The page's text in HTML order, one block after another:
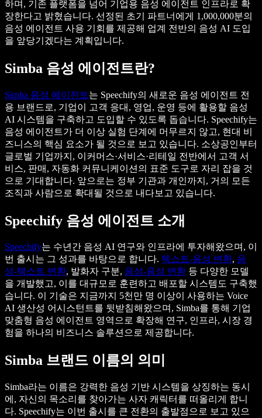
하며, 기존 플랫폼을 넘어 기업용 음성 에이전트 인프라로 확
장한다고 밝혔습니다. 선정된 초기 파트너에게 1,000,000분의
음성 에이전트 사용 기회를 제공해 업계 전반의 음성 AI 도입
을 앞당기겠다는 계획입니다.
Simba 음성 에이전트란?
Simba 음성 에이전트는 Speechify의 새로운 음성 에이전트 전
용 브랜드로, 기업이 고객 응대, 영업, 운영 등에 활용할 음성
AI 시스템을 구축하고 도입할 수 있도록 돕습니다. Speechify는
음성 에이전트가 더 이상 실험 단계에 머무르지 않고, 현대 비
즈니스의 핵심 요소가 될 것으로 보고 있습니다. 소상공인부터
글로벌 기업까지, 이커머스·서비스·리테일 전반에서 고객 서
비스, 판매, 자동화 커뮤니케이션의 표준 도구로 자리 잡을 것
으로 기대합니다. 앞으로는 정부 기관과 개인까지, 거의 모든
조직과 사람으로 확대될 것으로 내다보고 있습니다.
Speechify 음성 에이전트 소개
Speechify는 수년간 음성 AI 연구와 인프라에 투자해왔으며, 이
번 출시는 그 성과를 바탕으로 합니다. 텍스트-음성 변환, 음
성-텍스트 변환, 발화자 구분, 음성-음성 변환 등 다양한 모델
을 개발했고, 이를 대규모로 훈련하고 배포할 시스템도 구축했
습니다. 이 기술은 지금까지 5천만 명 이상이 사용하는 Voice
AI 생산성 어시스턴트를 뒷받침해왔으며, Simba를 통해 기업
맞춤형 음성 에이전트 영역으로 확장해 연구, 인프라, 시장 경
험을 하나의 비즈니스 솔루션으로 제공합니다.
Simba 브랜드 이름의 의미
Simba라는 이름은 강력한 음성 기반 시스템을 상징하는 동시
에, 자신의 목소리를 찾아가는 사자 캐릭터를 떠올리게 합니
다. Speechify는 이번 출시를 큰 전환의 출발점으로 보고 있으